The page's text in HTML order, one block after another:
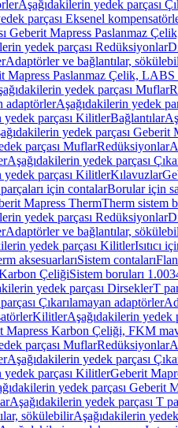
Aşağıdakilerin yedek parçası
parçası Eksenel
Geberit Mapress Paslanmaz
yedek parçası Redüksiyonlar
Adaptörler ve bağlantılar,
Mapress Paslanmaz Çelik, LABS
yedek parçası Muflar
adaptörlerAşağıdakilerin yedek
yedek parçası KilitlerBağlantılar
yedek parçası
parçası MuflarRedüksiyonlar
Aşağıdakilerin yedek parçası
yedek parçası KilitlerKılavuzlar
için contalarBorular için
Mapress ThermTherm sistem
yedek parçası Redüksiyonlar
Adaptörler ve bağlantılar,
yedek parçası KilitlerIsıtıcı
aksesuarlarıSistem contaları
ÇeliğiSistem boruları
yedek parçası DirseklerT
Çıkarılamayan adaptörler
KilitlerAşağıdakilerin yedek
Mapress Karbon Çeliği, FKM
parçası MuflarRedüksiyonlar
Aşağıdakilerin yedek parçası
yedek parçası KilitlerGeberit
yedek parçası Geberit
Aşağıdakilerin yedek parçası T
sökülebilirAşağıdakilerin